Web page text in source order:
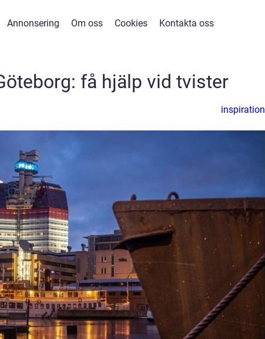
Annonsering Om oss Cookies Kontakta oss
få hjälp vid tvister
inspiration